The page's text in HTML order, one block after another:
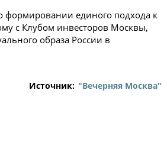
формировании единого подхода к
с Клубом инвесторов Москвы,
образа России в
Источник: "Вечерняя Москва"